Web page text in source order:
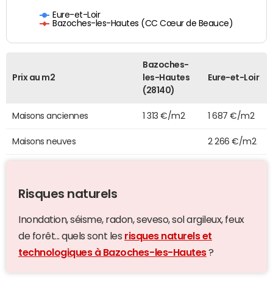
Eure-et-Loir
Bazoches-les-Hautes (CC Cœur de Beauce)
Prix au m2
Bazoches-
les-Hautes
(28140)
Eure-et-Loir
Maisons anciennes 1 313 €/m2 1 687 €/m2
Maisons neuves 2 266 €/m2
Risques naturels
Inondation, séisme, radon, seveso, sol argileux, feux
de forêt... quels sont les risques naturels et
technologiques à Bazoches-les-Hautes?